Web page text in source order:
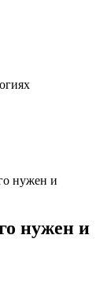
нужен и
нужен и